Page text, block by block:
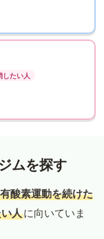
したい人
ムを探す
酸素運動を続けた
人に向いていま